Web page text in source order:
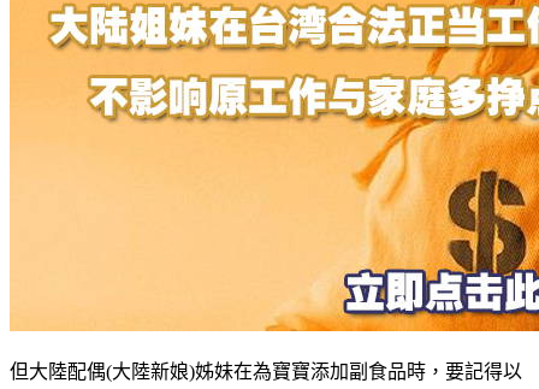
但大陸配偶(大陸新娘)姊妹在為寶寶添加副食品時，要記得以